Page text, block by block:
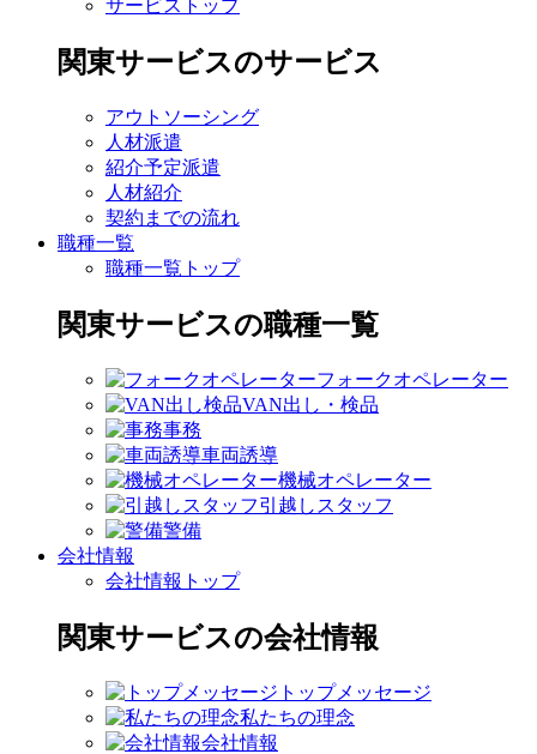
サービストップ
関東サービスのサービス
アウトソーシング
人材派遣
紹介予定派遣
人材紹介
契約までの流れ
職種一覧
職種一覧トップ
関東サービスの職種一覧
フォークオペレーター
VAN出し・検品
事務
車両誘導
機械オペレーター
引越しスタッフ
警備
会社情報
会社情報トップ
関東サービスの会社情報
トップメッセージ
私たちの理念
会社情報